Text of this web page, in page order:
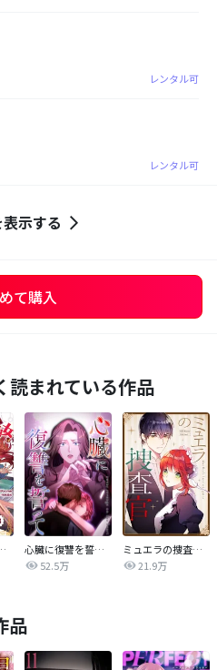
レンタル可
レンタル可
示する
て購入
読まれている作品
パパの愛娘になりました
心臓に復讐を誓って
52.5万
ミュエラの捜査官【タテヨミ】
21.9万
品